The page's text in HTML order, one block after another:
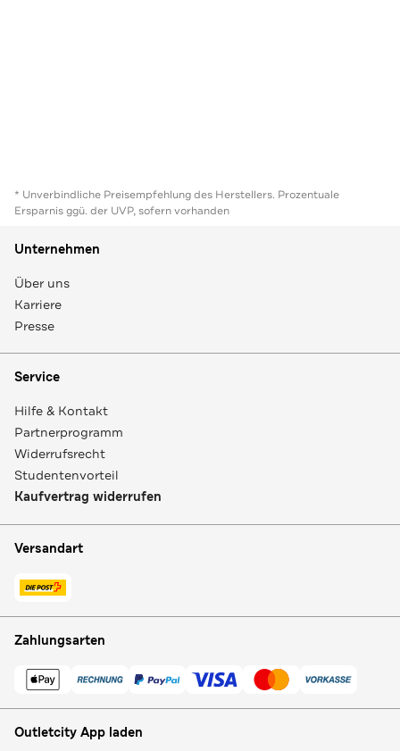
* Unverbindliche Preisempfehlung des Herstellers. Prozentuale
Ersparnis ggü. der UVP, sofern vorhanden
Unternehmen
Über uns
Karriere
Presse
Service
Hilfe & Kontakt
Partnerprogramm
Widerrufsrecht
Studentenvorteil
Kaufvertrag widerrufen
Versandart
Zahlungsarten
Outletcity App laden